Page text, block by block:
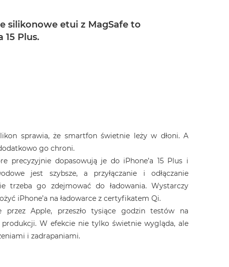
silikonowe etui z MagSafe to
15 Plus.
sprawia, że smartfon świetnie leży w dłoni. A
go chroni.
precyzyjnie dopasowują je do iPhone’a 15 Plus i
jest szybsze, a przyłączanie i odłączanie
trzeba go zdejmować do ładowania. Wystarczy
iPhone’a na ładowarce z certyfikatem Qi.
przez Apple, przeszło tysiące godzin testów na
W efekcie nie tylko świetnie wygląda, ale
i zadrapaniami.